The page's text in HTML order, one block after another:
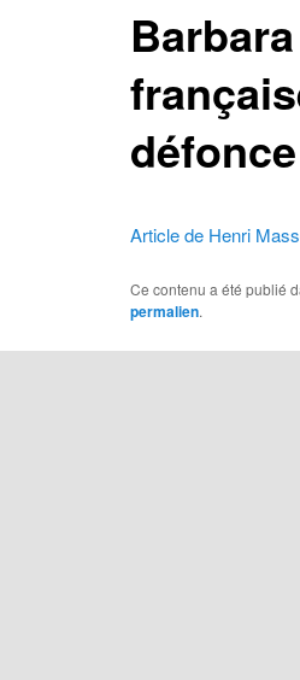
Article de Henri
Ce contenu a été publié
permalien.